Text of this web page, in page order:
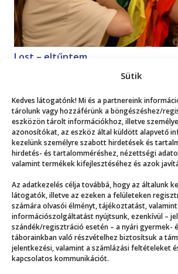
Sütik
Kedves látogatónk! Mi és a partnereink
tárolunk vagy hozzáférünk a böngészéshez/
eszközön tárolt információkhoz, illetve
azonosítókat, az eszköz által küldött alapvető
kezelünk személyre szabott hirdetések és
hirdetés- és tartalomméréshez, nézettségi
valamint termékek kifejlesztéséhez és azok
Az adatkezelés célja továbbá, hogy az általunk
látogatók, illetve az ezeken a felületeken
számára olvasói élményt, tájékoztatást,
információszolgáltatást nyújtsunk, ezenkívül –
szándék/regisztráció esetén – a nyári gyermek-
táborainkban való részvételhez biztosítsuk a
jelentkezési, valamint a számlázási feltételeket
kapcsolatos kommunikációt.
Lost – eltűntem
Mutasd a többit!
Még több